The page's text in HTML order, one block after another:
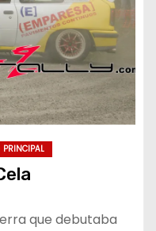
PRINCIPAL
que debutaba